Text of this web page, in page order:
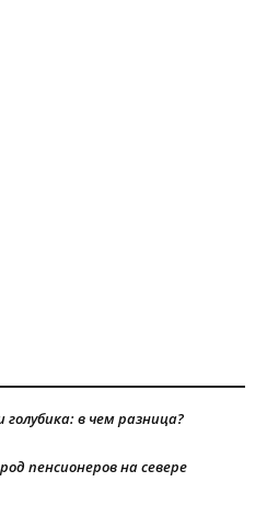
голубика: в чем разница?
пенсионеров на севере